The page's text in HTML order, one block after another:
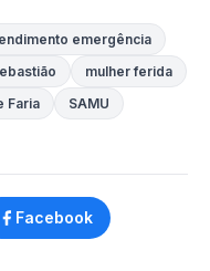
emergência
mulher ferida
Faria
SAMU
Facebook